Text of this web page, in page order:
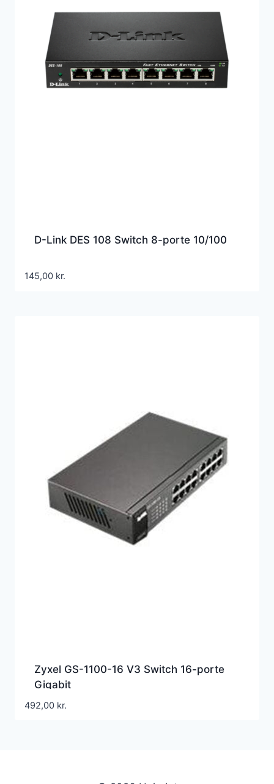
D-Link DES 108 Switch 8-porte 10/100
145,00 kr.
Zyxel GS-1100-16 V3 Switch 16-porte
Gigabit
492,00 kr.